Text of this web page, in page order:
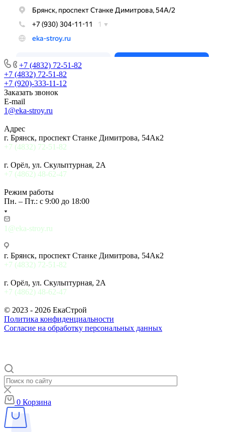
+7 (4832) 72-51-82
+7 (4832) 72-51-82
+7 (920)-333-11-12
Заказать звонок
E-mail
1@eka-stroy.ru
Адрес
г. Брянск, проспект Станке Димитрова, 54Ак2
+7 (4832) 72-51-82
г. Орёл, ул. Скульптурная, 2А
+7 (4862) 48-62-47
Режим работы
Пн. – Пт.: с 9:00 до 18:00
1@eka-stroy.ru
г. Брянск, проспект Станке Димитрова, 54Ак2
+7 (4832) 72-51-82
г. Орёл, ул. Скульптурная, 2А
+7 (4862) 48-62-47
© 2023 - 2026 ЕкаСтрой
Политика конфиденциальности
Согласие на обработку персональных данных
0 Корзина